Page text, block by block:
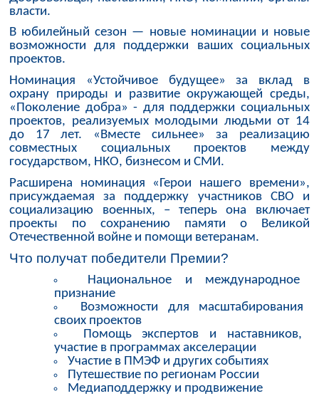
власти.
В юбилейный сезон — новые номинации и новые
возможности для поддержки ваших социальных
проектов.
Номинация «Устойчивое будущее» за вклад в
охрану природы и развитие окружающей среды,
«Поколение добра» - для поддержки социальных
проектов, реализуемых молодыми людьми от 14
до 17 лет. «Вместе сильнее» за реализацию
совместных социальных проектов между
государством, НКО, бизнесом и СМИ.
Расширена номинация «Герои нашего времени»,
присуждаемая за поддержку участников СВО и
социализацию военных, – теперь она включает
проекты по сохранению памяти о Великой
Отечественной войне и помощи ветеранам.
Что получат победители Премии?
Национальное и международное
признание
Возможности для масштабирования
своих проектов
Помощь экспертов и наставников,
участие в программах акселерации
Участие в ПМЭФ и других событиях
Путешествие по регионам России
Медиаподдержку и продвижение